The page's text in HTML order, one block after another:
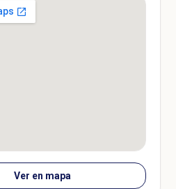
Ver en mapa